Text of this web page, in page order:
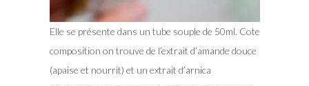
Elle se présente dans un tube souple de 50ml. Cote
composition on trouve de l’extrait d’amande douce
(apaise et nourrit) et un extrait d’arnica